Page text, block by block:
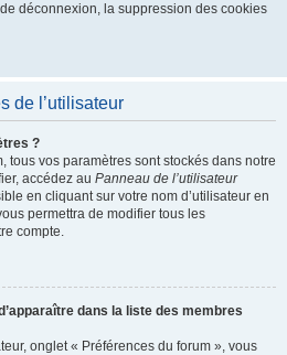
déconnexion, la suppression des cookies
de l’utilisateur
?
tous vos paramètres sont stockés dans notre
accédez au Panneau de l’utilisateur
en cliquant sur votre nom d’utilisateur en
permettra de modifier tous les
compte.
dans la liste des membres
onglet « Préférences du forum », vous